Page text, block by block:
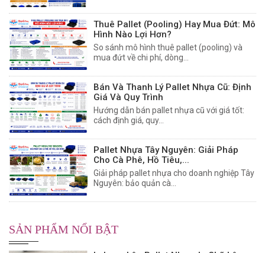
Thuê Pallet (Pooling) Hay Mua Đứt: Mô
Hình Nào Lợi Hơn?
So sánh mô hình thuê pallet (pooling) và
mua đứt về chi phí, dòng...
Bán Và Thanh Lý Pallet Nhựa Cũ: Định
Giá Và Quy Trình
Hướng dẫn bán pallet nhựa cũ với giá tốt:
cách định giá, quy...
Pallet Nhựa Tây Nguyên: Giải Pháp
Cho Cà Phê, Hồ Tiêu,...
Giải pháp pallet nhựa cho doanh nghiệp Tây
Nguyên: bảo quản cà...
SẢN PHẨM NỔI BẬT